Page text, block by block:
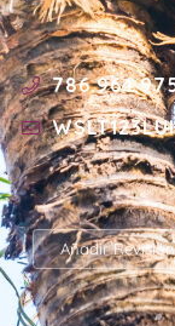
Añadir Revisión